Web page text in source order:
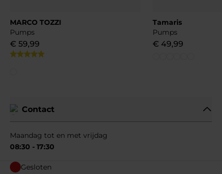
MARCO TOZZI
Pumps
€ 59,99
Tamaris
Pumps
€ 49,99
Contact
Maandag tot en met vrijdag
08:30 - 17:30
Gesloten